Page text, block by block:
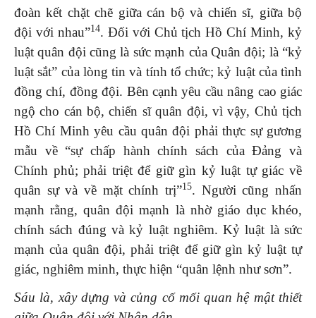
đoàn kết chặt chẽ giữa cán bộ và chiến sĩ, giữa bộ
đội với nhau”14. Đối với Chủ tịch Hồ Chí Minh, kỷ
luật quân đội cũng là sức mạnh của Quân đội; là “kỷ
luật sắt” của lòng tin và tính tổ chức; kỷ luật của tình
đồng chí, đồng đội. Bên cạnh yêu cầu nâng cao giác
ngộ cho cán bộ, chiến sĩ quân đội, vì vậy, Chủ tịch
Hồ Chí Minh yêu cầu quân đội phải thực sự gương
mẫu về “sự chấp hành chính sách của Đảng và
Chính phủ; phải triệt để giữ gìn kỷ luật tự giác về
quân sự và về mặt chính trị”15. Người cũng nhấn
mạnh rằng, quân đội mạnh là nhờ giáo dục khéo,
chính sách đúng và kỷ luật nghiêm. Kỷ luật là sức
mạnh của quân đội, phải triệt để giữ gìn kỷ luật tự
giác, nghiêm minh, thực hiện “quân lệnh như sơn”.
Sáu là, xây dựng và củng cố mối quan hệ mật thiết